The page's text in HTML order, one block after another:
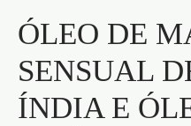
ÓLEO DE
SENSUAL
ÍNDIA E